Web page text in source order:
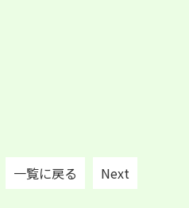
一覧に戻る Next